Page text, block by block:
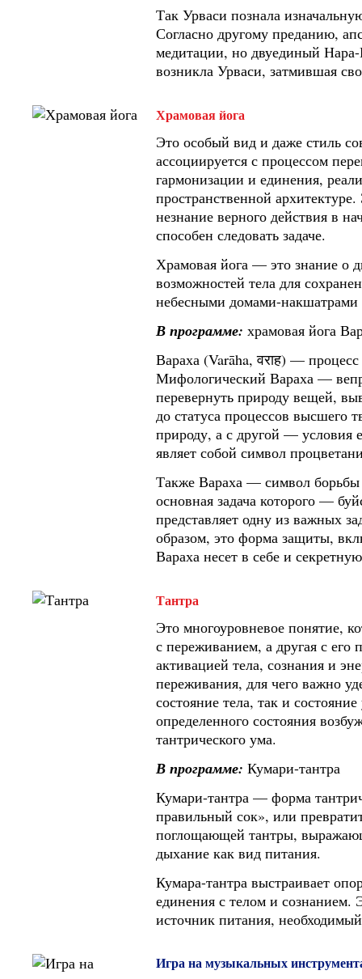
Так Урваси познала
Согласно другому преданию,
медитации, но двуединый
возникла Урваси, затмившая
Храмовая йога
Это особый вид и даже стиль
ассоциируется с процессом
гармонизации и единения,
пространственной
незнание верного действия в
способен следовать задаче.
Храмовая йога — это знание о
возможностей тела для
небесными домами-накшатрами
В программе: храмовая йога
Вараха (Varāha, वराह) —
Мифологический Вараха —
перевернуть природу вещей,
до статуса процессов высшего
природу, а с другой — условия
являет собой символ
Также Вараха — символ
основная задача которого —
представляет одну из важных
образом, это форма защиты,
Вараха несет в себе и
Тантра
Это многоуровневое понятие,
с переживанием, а другая с его
активацией тела, сознания и
переживания, для чего важно
состояние тела, так и
определенного состояния
тантрического ума.
В программе: Кумари-тантра
Кумари-тантра — форма
правильный сок», или
поглощающей тантры,
дыхание как вид питания.
Кумара-тантра выстраивает
единения с телом и сознанием.
источник питания,
Игра на музыкальных